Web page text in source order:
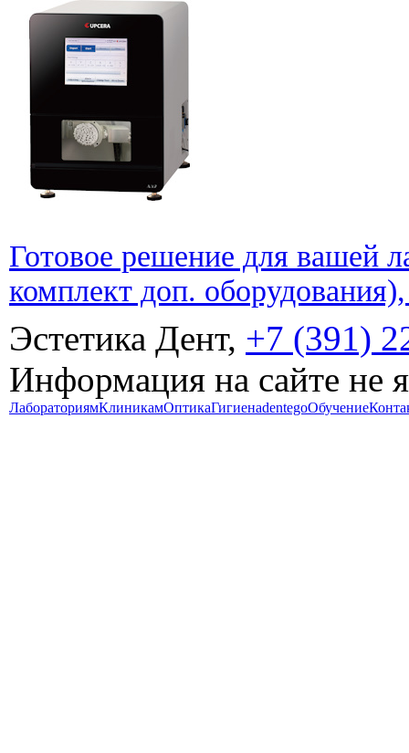
Готовое решение для вашей
комплект доп.
Эстетика Дент, +7 (391)
Информация на сайте не
ЛабораториямКлиникамОптикаГигиенаdentegoОбучение